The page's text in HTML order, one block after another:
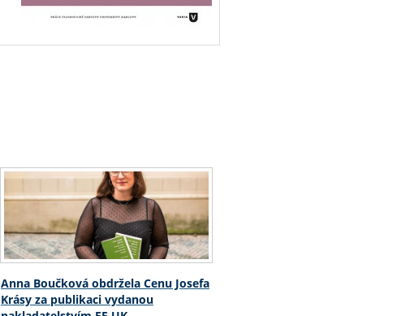
Anna Boučková obdržela Cenu Josefa
Krásy za publikaci vydanou